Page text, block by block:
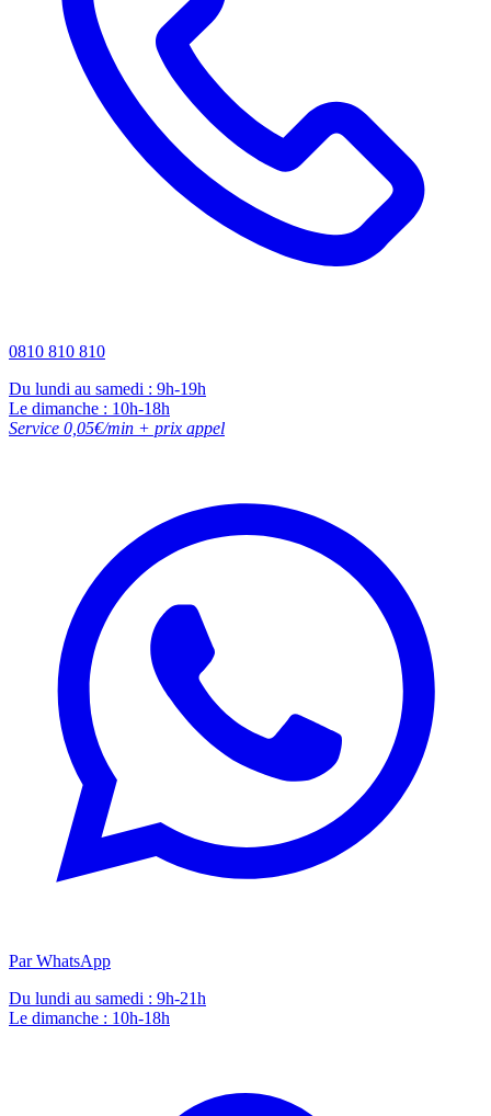
0810 810 810
Du lundi au samedi : 9h-19h
Le dimanche : 10h-18h
Service 0,05€/min + prix appel
Par WhatsApp
Du lundi au samedi : 9h-21h
Le dimanche : 10h-18h